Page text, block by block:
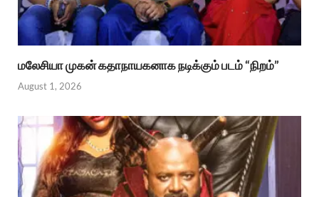
மலேசியா முகன் கதாநாயகனாக நடிக்கும் படம் “நிறம்”
August 1, 2026